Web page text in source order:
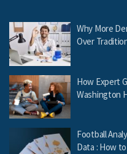
Why More
Over
How Expert
Washington
Football
Data : How